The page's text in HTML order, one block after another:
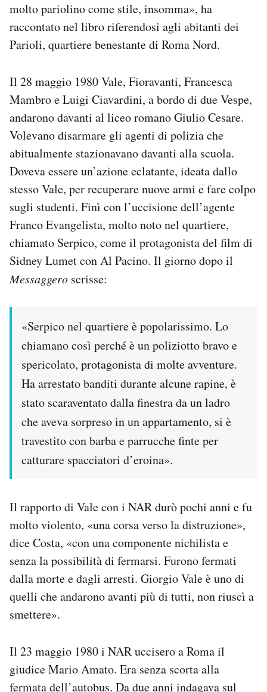
molto pariolino come stile, insomma», ha
raccontato nel libro riferendosi agli abitanti dei
Parioli, quartiere benestante di Roma Nord.
Il 28 maggio 1980 Vale, Fioravanti, Francesca
Mambro e Luigi Ciavardini, a bordo di due Vespe,
andarono davanti al liceo romano Giulio Cesare.
Volevano disarmare gli agenti di polizia che
abitualmente stazionavano davanti alla scuola.
Doveva essere un’azione eclatante, ideata dallo
stesso Vale, per recuperare nuove armi e fare colpo
sugli studenti. Finì con l’uccisione dell’agente
Franco Evangelista, molto noto nel quartiere,
chiamato Serpico, come il protagonista del film di
Sidney Lumet con Al Pacino. Il giorno dopo il
Messaggero scrisse:
«Serpico nel quartiere è popolarissimo. Lo
chiamano così perché è un poliziotto bravo e
spericolato, protagonista di molte avventure.
Ha arrestato banditi durante alcune rapine, è
stato scaraventato dalla finestra da un ladro
che aveva sorpreso in un appartamento, si è
travestito con barba e parrucche finte per
catturare spacciatori d’eroina».
Il rapporto di Vale con i NAR durò pochi anni e fu
molto violento, «una corsa verso la distruzione»,
dice Costa, «con una componente nichilista e
senza la possibilità di fermarsi. Furono fermati
dalla morte e dagli arresti. Giorgio Vale è uno di
quelli che andarono avanti più di tutti, non riuscì a
smettere».
Il 23 maggio 1980 i NAR uccisero a Roma il
giudice Mario Amato. Era senza scorta alla
fermata dell’autobus. Da due anni indagava sul